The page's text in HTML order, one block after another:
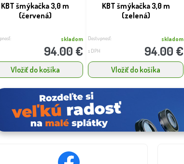
KBT šmýkačka 3,0 m
(červená)
skladom
94.00 €
Vložiť do košíka
KBT šmýkačka 3,0 m
(zelená)
Dostupnosť: skladom
s DPH 94.00 €
Vložiť do košíka